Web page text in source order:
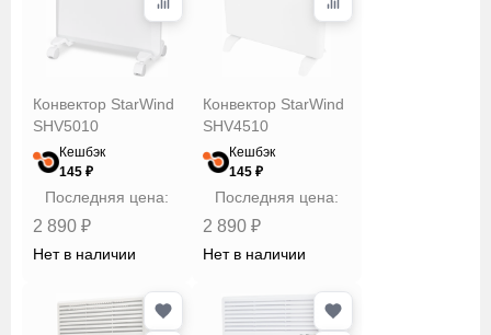
Конвектор StarWind
SHV5010
Кешбэк
145 ₽
Последняя цена:
2 890 ₽
Нет в наличии
Конвектор StarWind
SHV4510
Кешбэк
145 ₽
Последняя цена:
2 890 ₽
Нет в наличии